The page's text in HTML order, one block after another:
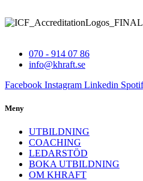
070 - 914 07 86
info@khraft.se
Facebook Instagram Linkedin
Meny
UTBILDNING
COACHING
LEDARSTÖD
BOKA UTBILDNING
OM KHRAFT